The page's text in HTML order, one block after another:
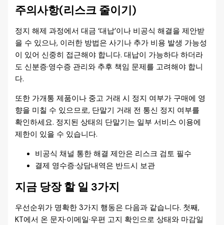
주의사항(리스크 줄이기)
정지 해제 과정에서 대금 ‘대납’이나 비공식 해결을 제안받
을 수 있으나, 이러한 방법은 사기나 추가 비용 발생 가능성
이 있어 신중히 접근해야 합니다. 대납이 가능하다 하더라
도 신분증·영수증 관리와 추후 책임 문제를 고려해야 합니
다.
또한 가개통 제품이나 중고 거래 시 정지 여부가 구매에 영
향을 미칠 수 있으므로, 단말기 거래 전 통신 정지 여부를
확인하세요. 정지된 상태의 단말기는 일부 서비스 이용에
제한이 있을 수 있습니다.
비공식 채널 통한 해결 제안은 리스크 검토 필수
결제 영수증·상담내역은 반드시 보관
지금 당장 할 일 3가지
우선순위가 명확한 3가지 행동은 다음과 같습니다. 첫째,
KT에서 온 문자·이메일·우편 고지 확인으로 상태와 마감일